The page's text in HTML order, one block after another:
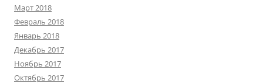
Март 2018
Февраль 2018
Январь 2018
Декабрь 2017
Ноябрь 2017
Октябрь 2017